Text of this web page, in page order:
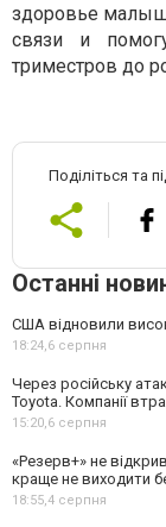
здоровье
связи и
триместров до
Поділіться та
Останні
США відновили
18:24, 6 серпня
Через російську
Toyota. Компанії
15:20, 6 серпня
«Резерв+» не
краще не виходити
18:55, 4 серпня